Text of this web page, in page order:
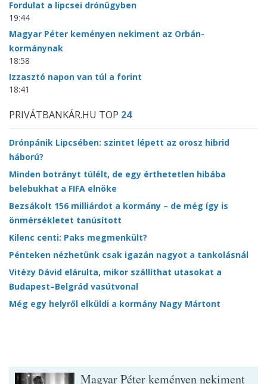
Fordulat a lipcsei drónügyben
19:44
Magyar Péter keményen nekiment az Orbán-
kormánynak
18:58
Izzasztó napon van túl a forint
18:41
PRIVÁTBANKÁR.HU TOP 24
Drónpánik Lipcsében: szintet lépett az orosz hibrid
háború?
Minden botrányt túlélt, de egy érthetetlen hibába
belebukhat a FIFA elnöke
Bezsákolt 156 milliárdot a kormány – de még így is
önmérsékletet tanúsított
Kilenc centi: Paks megmenkült?
Pénteken nézhetünk csak igazán nagyot a tankolásnál
Vitézy Dávid elárulta, mikor szállíthat utasokat a
Budapest–Belgrád vasútvonal
Még egy helyről elküldi a kormány Nagy Mártont
Magyar Péter keményen nekiment